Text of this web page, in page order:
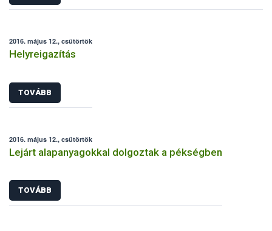
2016. május 12., csütörtök
Helyreigazítás
TOVÁBB
2016. május 12., csütörtök
Lejárt alapanyagokkal dolgoztak a pékségben
TOVÁBB